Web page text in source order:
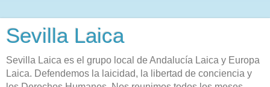
Sevilla Laica
Sevilla Laica es el grupo local de Andalucía Laica y Europa
Laica. Defendemos la laicidad, la libertad de conciencia y